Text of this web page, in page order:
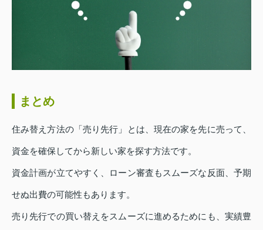
まとめ
住み替え方法の「売り先行」とは、現在の家を先に売って、
資金を確保してから新しい家を探す方法です。
資金計画が立てやすく、ローン審査もスムーズな反面、予期
せぬ出費の可能性もあります。
売り先行での買い替えをスムーズに進めるためにも、実績豊